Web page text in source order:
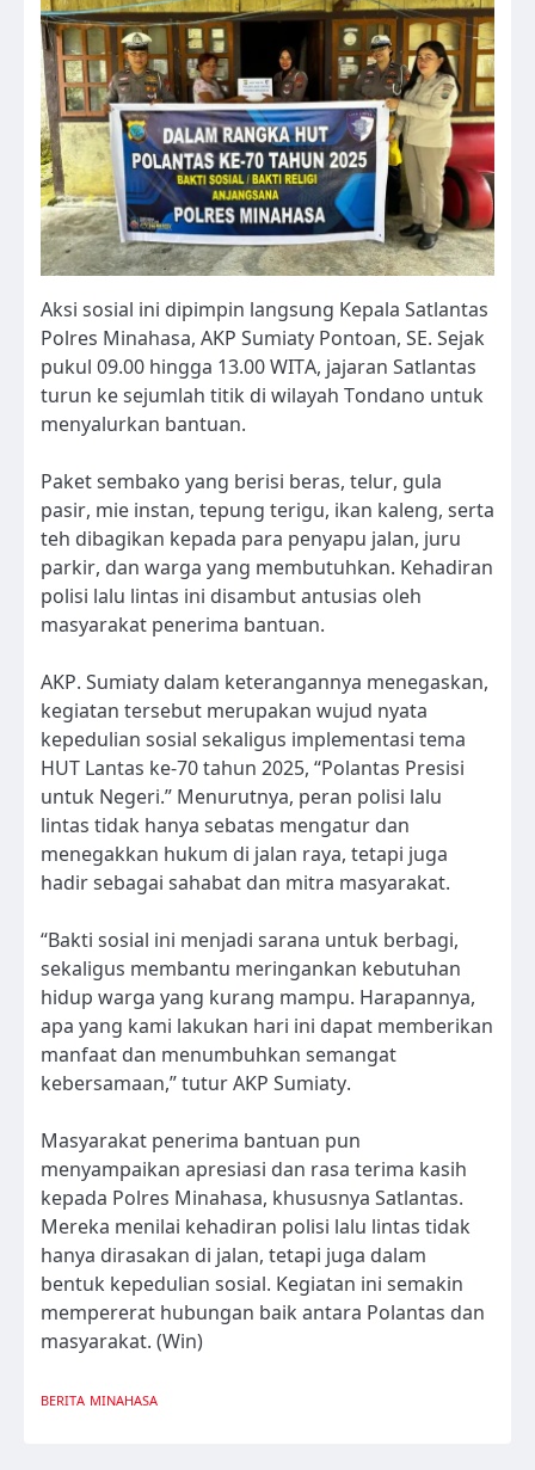
Aksi sosial ini dipimpin langsung Kepala Satlantas
Polres Minahasa, AKP Sumiaty Pontoan, SE. Sejak
pukul 09.00 hingga 13.00 WITA, jajaran Satlantas
turun ke sejumlah titik di wilayah Tondano untuk
menyalurkan bantuan.
Paket sembako yang berisi beras, telur, gula
pasir, mie instan, tepung terigu, ikan kaleng, serta
teh dibagikan kepada para penyapu jalan, juru
parkir, dan warga yang membutuhkan. Kehadiran
polisi lalu lintas ini disambut antusias oleh
masyarakat penerima bantuan.
AKP. Sumiaty dalam keterangannya menegaskan,
kegiatan tersebut merupakan wujud nyata
kepedulian sosial sekaligus implementasi tema
HUT Lantas ke-70 tahun 2025, “Polantas Presisi
untuk Negeri.” Menurutnya, peran polisi lalu
lintas tidak hanya sebatas mengatur dan
menegakkan hukum di jalan raya, tetapi juga
hadir sebagai sahabat dan mitra masyarakat.
“Bakti sosial ini menjadi sarana untuk berbagi,
sekaligus membantu meringankan kebutuhan
hidup warga yang kurang mampu. Harapannya,
apa yang kami lakukan hari ini dapat memberikan
manfaat dan menumbuhkan semangat
kebersamaan,” tutur AKP Sumiaty.
Masyarakat penerima bantuan pun
menyampaikan apresiasi dan rasa terima kasih
kepada Polres Minahasa, khususnya Satlantas.
Mereka menilai kehadiran polisi lalu lintas tidak
hanya dirasakan di jalan, tetapi juga dalam
bentuk kepedulian sosial. Kegiatan ini semakin
mempererat hubungan baik antara Polantas dan
masyarakat. (Win)
BERITA MINAHASA